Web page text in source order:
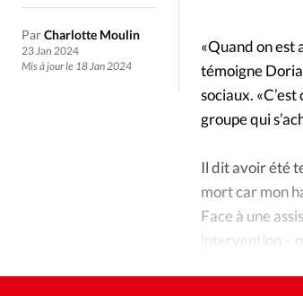
Culture
Génération réveil
Publireportage
Tour du
Vécu
ParCharlotte Moulin
23 Jan 2024
Mis à jour le 18 Jan 2024
«Quand on est
témoigne
sociaux.
groupe qui
Il dit avoir été
mort car mon
Face à une
intervention –